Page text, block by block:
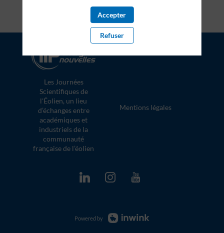
Les Journées
Scientifiques de
l'Éolien, un lieu
d’échanges entre
académiques et
industriels de la
communauté
française de l’éolien
Mentions légales
Powered by
Accepter
Refuser